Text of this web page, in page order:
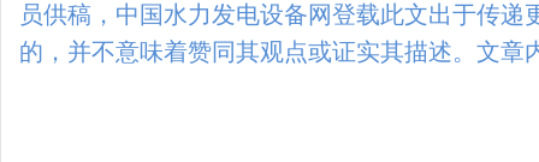
员供稿，中国水力发电设备网登载此文出于传递
的，并不意味着赞同其观点或证实其描述。文章